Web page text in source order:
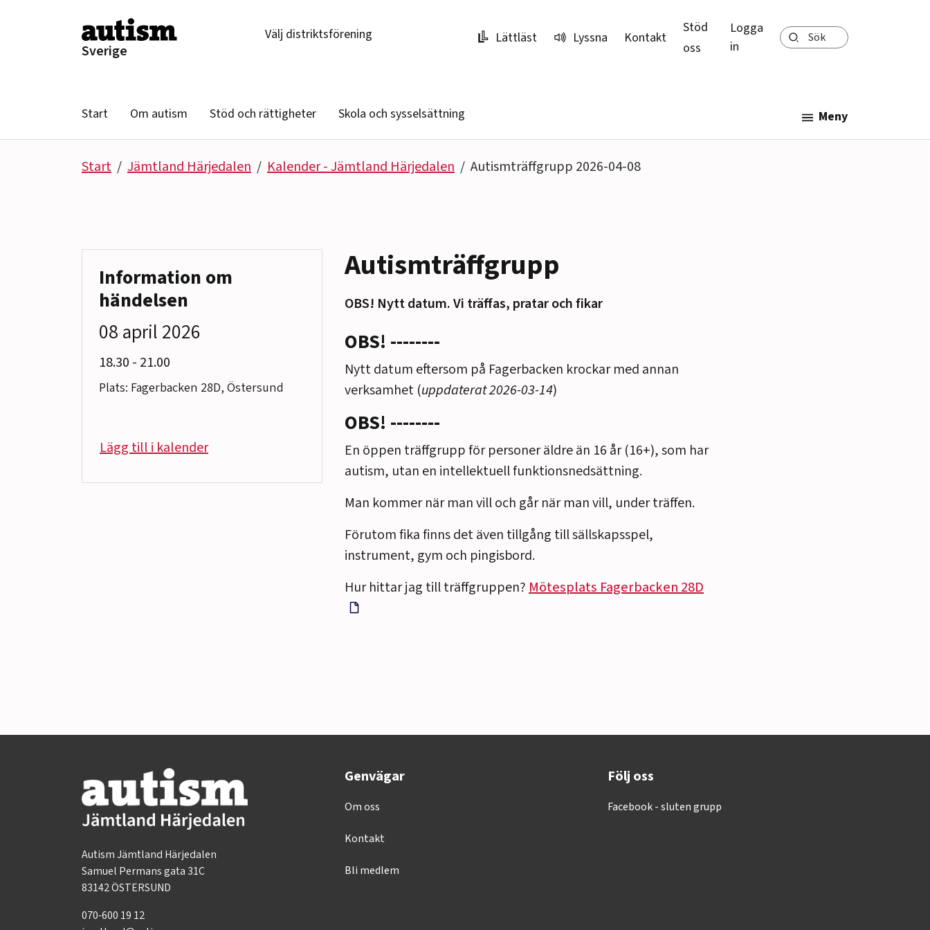
Sverige
Välj distriktsförening Lättläst Lyssna Kontakt
Stöd
oss
Logga
in
Sök
Start Om autism Stöd och rättigheter Skola och sysselsättning Meny
Start Jämtland Härjedalen Kalender - Jämtland Härjedalen Autismträffgrupp 2026-04-08
Autismträffgrupp
OBS! Nytt datum. Vi träffas, pratar och fikar
OBS! --------
Nytt datum eftersom på Fagerbacken krockar med annan
verksamhet (uppdaterat 2026-03-14)
OBS! --------
En öppen träffgrupp för personer äldre än 16 år (16+), som har
autism, utan en intellektuell funktionsnedsättning.
Man kommer när man vill och går när man vill, under träffen.
Förutom fika finns det även tillgång till sällskapsspel,
instrument, gym och pingisbord.
Hur hittar jag till träffgruppen? Mötesplats Fagerbacken 28D
Information om
händelsen
08 april 2026
18.30 till
- 21.00
Plats: Fagerbacken 28D, Östersund
Lägg till i kalender
Autism Jämtland Härjedalen
Samuel Permans gata 31C
83142 ÖSTERSUND
070-600 19 12
Genvägar
Om oss
Kontakt
Bli medlem
Följ oss
Facebook - sluten grupp